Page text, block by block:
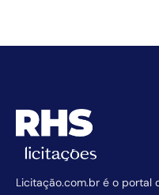
Licitação.com.br é o portal